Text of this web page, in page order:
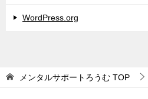
WordPress.org
メンタルサポートろうむ TOP